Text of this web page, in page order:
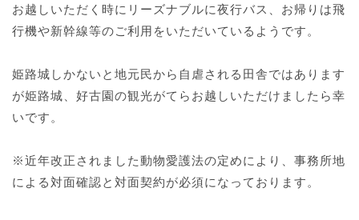
お越しいただく時にリーズナブルに夜行バス、お帰りは飛
行機や新幹線等のご利用をいただいているようです。
姫路城しかないと地元民から自虐される田舎ではあります
が姫路城、好古園の観光がてらお越しいただけましたら幸
いです。
※近年改正されました動物愛護法の定めにより、事務所地
による対面確認と対面契約が必須になっております。